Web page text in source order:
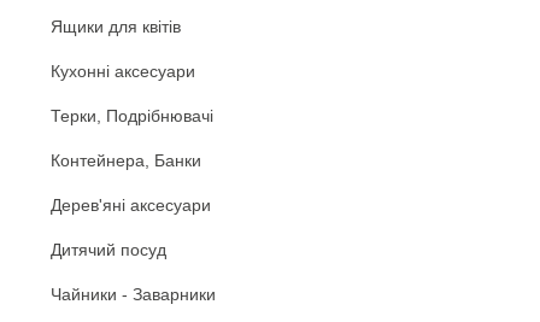
Ящики для квітів
Кухонні аксесуари
Терки, Подрібнювачі
Контейнера, Банки
Дерев'яні аксесуари
Дитячий посуд
Чайники - Заварники